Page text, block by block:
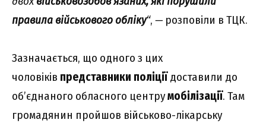
правила військового обліку“, — розповіли в ТЦК.
Зазначається, що одного з цих
чоловіків представники поліціїдоставили до
об’єднаного обласного центрумобілізації. Там
громадянин пройшов військово-лікарську